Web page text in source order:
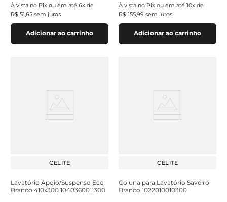
À vista no Pix ou em até 6x de
R$ 51,65 sem juros
Adicionar ao carrinho
À vista no Pix ou em até 10x de
R$ 155,99 sem juros
Adicionar ao carrinho
CELITE
Lavatório Apoio/Suspenso Eco
Branco 410x300 1040360011300
CELITE
Coluna para Lavatório Saveiro
Branco 1022010010300